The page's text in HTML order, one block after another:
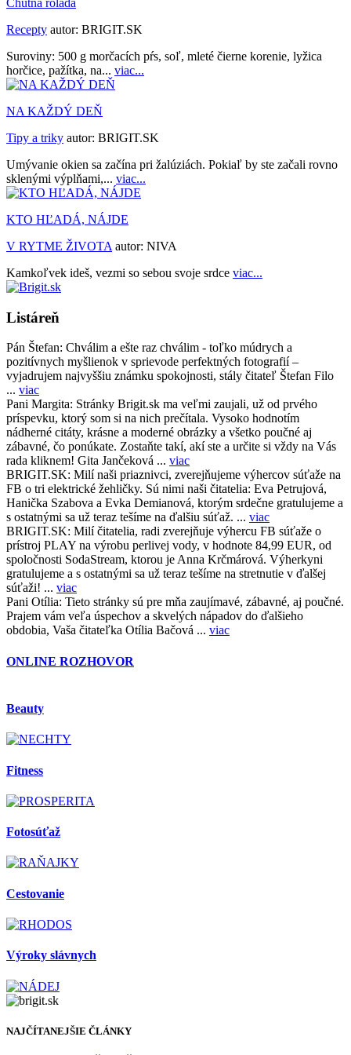
Chutná roláda
Recepty autor: BRIGIT.SK
Suroviny: 500 g morčacích pŕs, soľ, mleté čierne korenie, lyžica
horčice, pažítka, na... viac...
NA KAŽDÝ DEŇ
Tipy a triky autor: BRIGIT.SK
Umývanie okien sa začína pri žalúziách. Pokiaľ by ste začali rovno
sklenými výplňami,... viac...
KTO HĽADÁ, NÁJDE
V RYTME ŽIVOTA autor: NIVA
Kamkoľvek ideš, vezmi so sebou svoje srdce viac...
Listáreň
Pán Štefan: Chválim a ešte raz chválim - toľko múdrych a
pozitívnych myšlienok v sprievode perfektných fotografií –
vyjadrujem najvyššiu známku spokojnosti, stály čitateľ Štefan Filo
... viac
Pani Margita: Stránky Brigit.sk ma veľmi zaujali, už od prvého
príspevku, ktorý som si na nich prečítala. Vysoko hodnotím
nádherné citáty, krásne a moderné obrázky a všetko poučné aj
zábavné, čo ponúkate. Zostaňte takí, akí ste a určite si vždy na Vás
rada kliknem! Gita Jančeková ... viac
BRIGIT.SK: Milí naši priaznivci, zverejňujeme výhercov súťaže na
FB o tri elektrické žehličky. Sú nimi naši čitatelia: Eva Petrujová,
Hanička Szabova a Evka Demianová, ktorým srdečne gratulujeme a
s ostatnými sa už teraz tešíme na ďalšiu súťaž. ... viac
BRIGIT.SK: Milí čitatelia, radi zverejňuje výhercu FB súťaže o
prístroj PLAY na výrobu perlivej vody, v hodnote 84,99 EUR, od
spoločnosti SodaStream, ktorou je Anna Krčmárová. Výherkyni
gratulujeme a s ostatnými sa už teraz tešíme na stretnutie v ďalšej
súťaži! ... viac
Pani Otília: Tieto stránky sú pre mňa zaujímavé, zábavné, aj poučné.
Prajem vám veľa úspechov a skvelých nápadov do ďalšieho
obdobia, Vaša čitateľka Otília Bačová ... viac
ONLINE ROZHOVOR
Beauty
Fitness
Fotosúťaž
Cestovanie
Výroky slávnych
NAJČÍTANEJŠIE ČLÁNKY